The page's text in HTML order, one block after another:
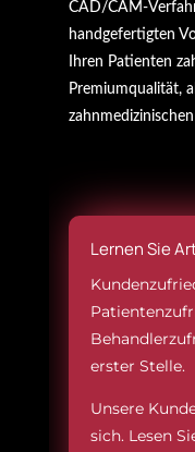
CAD/CAM-
handgefertigten
Ihren Patienten
Premiumqualität,
Lernen Sie
erster Stelle.
Unsere
sich. Lesen